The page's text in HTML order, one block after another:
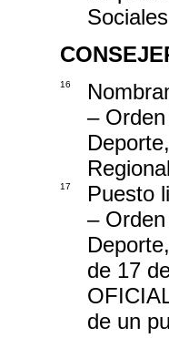
16
–
17
Puesto
–
de 17
de un